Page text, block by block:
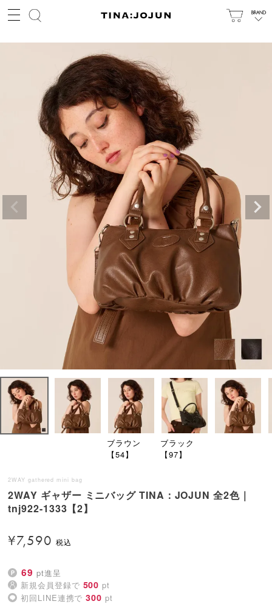
ブラウン
【54】
ブラック
【97】
2WAY gathered mini bag
2WAY ギャザー ミニバッグ TINA：JOJUN 全2色｜
tnj922-1333【2】
¥7,590
69 pt進呈
新規会員登録で 500 pt
初回LINE連携で 300 pt